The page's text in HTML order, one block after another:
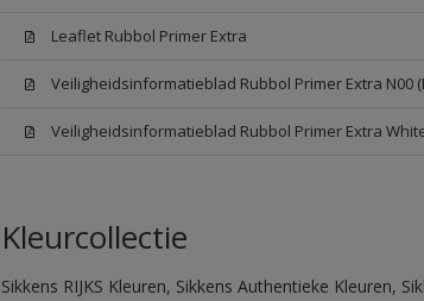
Leaflet Rubbol Primer Extra
Veiligheidsinformatieblad Rubbol Primer Extra N00
Veiligheidsinformatieblad Rubbol Primer Extra
Kleurcollectie
Sikkens RIJKS Kleuren, Sikkens Authentieke Kleuren,